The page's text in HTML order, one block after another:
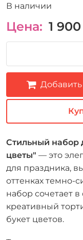
В наличии
Цена: 1 900
Стильный набор
цветы" — это
для праздника,
оттенках темно-
набор сочетает
креативный
букет цветов.